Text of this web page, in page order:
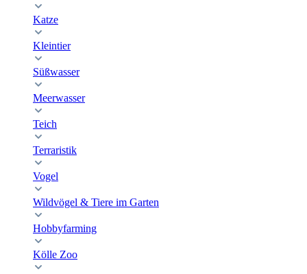
Katze
Kleintier
Süßwasser
Meerwasser
Teich
Terraristik
Vogel
Wildvögel & Tiere im Garten
Hobbyfarming
Kölle Zoo